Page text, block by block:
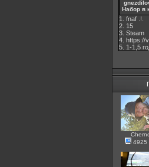
Набор в
1. fnaf .!.
2. 15
3. Steam
4. https://
5. 1-1,5
4925